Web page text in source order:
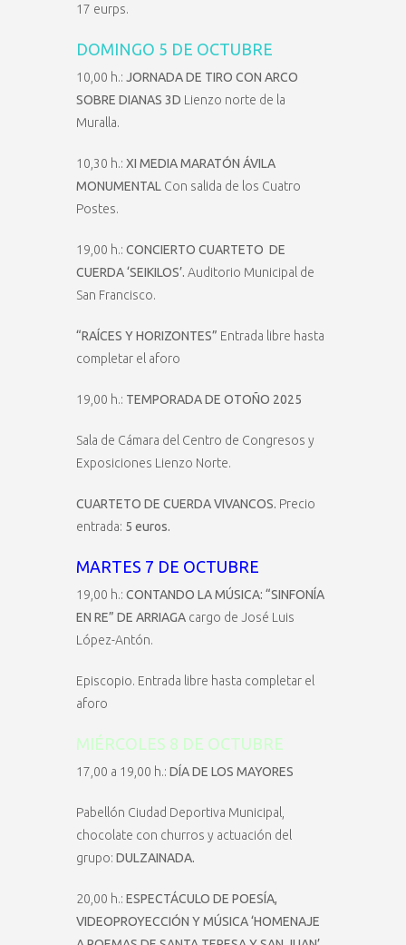
17 eurps.
DOMINGO 5 DE OCTUBRE
10,00 h.: JORNADA DE TIRO CON ARCO
SOBRE DIANAS 3D Lienzo norte de la
Muralla.
10,30 h.: XI MEDIA MARATÓN ÁVILA
MONUMENTAL Con salida de los Cuatro
Postes.
19,00 h.: CONCIERTO CUARTETO DE
CUERDA ‘SEIKILOS’. Auditorio Municipal de
San Francisco.
“RAÍCES Y HORIZONTES” Entrada libre hasta
completar el aforo
19,00 h.: TEMPORADA DE OTOÑO 2025
Sala de Cámara del Centro de Congresos y
Exposiciones Lienzo Norte.
CUARTETO DE CUERDA VIVANCOS. Precio
entrada: 5 euros.
MARTES 7 DE OCTUBRE
19,00 h.: CONTANDO LA MÚSICA: “SINFONÍA
EN RE” DE ARRIAGA cargo de José Luis
López-Antón.
Episcopio. Entrada libre hasta completar el
aforo
MIÉRCOLES 8 DE OCTUBRE
17,00 a 19,00 h.: DÍA DE LOS MAYORES
Pabellón Ciudad Deportiva Municipal,
chocolate con churros y actuación del
grupo: DULZAINADA.
20,00 h.: ESPECTÁCULO DE POESÍA,
VIDEOPROYECCIÓN Y MÚSICA ‘HOMENAJE